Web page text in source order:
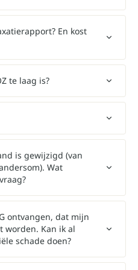
En kost
te laag is?
is gewijzigd (van
Wat
ontvangen, dat mijn
worden. Kan ik al
schade doen?